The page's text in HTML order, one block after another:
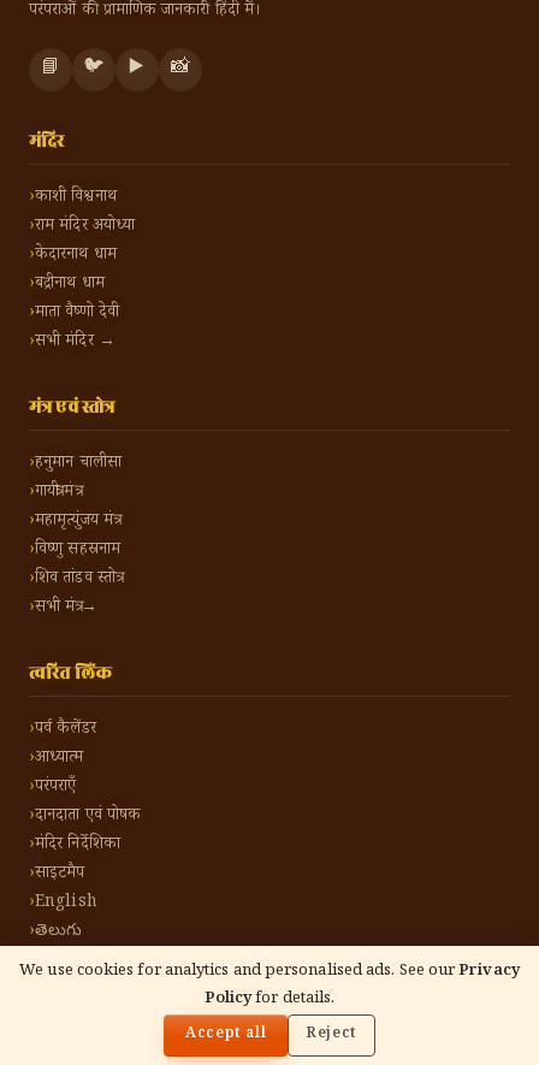
We use cookies for analytics and personalised ads. See ourPrivacy
Policyfor details.
Accept all Reject
परंपराओं की प्रामाणिक जानकारी हिंदी में।
📘 🐦 ▶️ 📸
मंदिर
काशी विश्वनाथ
राम मंदिर अयोध्या
केदारनाथ धाम
बद्रीनाथ धाम
माता वैष्णो देवी
सभी मंदिर →
मंत्र एवं स्तोत्र
हनुमान चालीसा
गायत्री मंत्र
महामृत्युंजय मंत्र
विष्णु सहस्रनाम
शिव तांडव स्तोत्र
सभी मंत्र →
त्वरित लिंक
पर्व कैलेंडर
आध्यात्म
परंपराएँ
दानदाता एवं पोषक
मंदिर निर्देशिका
साइटमैप
English
తెలుగు
हिंदू टोन हिंदी। सर्वाधिकार सुरक्षित। गोपनीयता नीति